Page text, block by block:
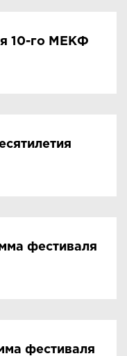
10-го МЕКФ
фестиваля
фестиваля